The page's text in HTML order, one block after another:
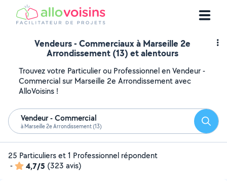
Vendeurs - Commerciaux à Marseille 2e
Arrondissement (13) et alentours
Trouvez votre Particulier ou Professionnel en Vendeur -
Commercial sur Marseille 2e Arrondissement avec
AlloVoisins !
Vendeur - Commercial
à Marseille 2e Arrondissement (13)
25 Particuliers et 1 Professionnel répondent
-
4,7/5 (323 avis)